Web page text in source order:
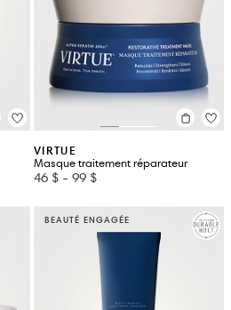
VIRTUE
Masque traitement réparateur
46 $ - 99 $
BEAUTÉ ENGAGÉE